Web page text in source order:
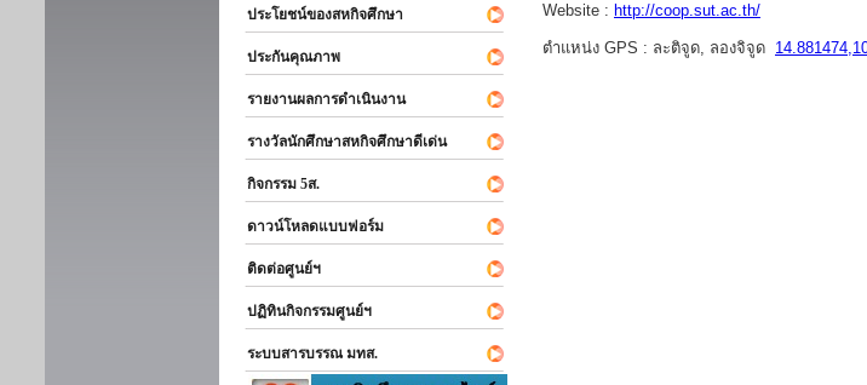
ประโยชน์ของสหกิจศึกษา
ประกันคุณภาพ
รายงานผลการดำเนินงาน
รางวัลนักศึกษาสหกิจศึกษาดีเด่น
กิจกรรม 5ส.
ดาวน์โหลดแบบฟอร์ม
ติดต่อศูนย์ฯ
ปฏิทินกิจกรรมศูนย์ฯ
ระบบสารบรรณ มทส.
Website : http://coop.sut.ac.th/
ตำแหน่ง GPS : ละติจูด, ลองจิจูด